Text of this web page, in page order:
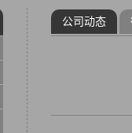
公司动态